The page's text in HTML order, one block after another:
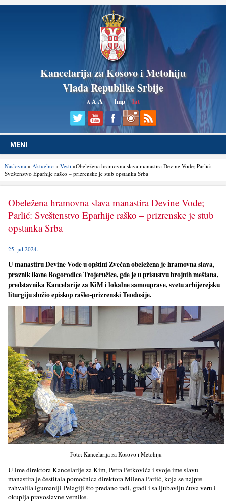
Kancelarija za Kosovo i Metohiju
Vlada Republike Srbije
A AA ћир|lat
MENI
Naslovna» Aktuelno» Vesti»Obeležena hramovna slava manastira Devine Vode; Parlić:
Sveštenstvo Eparhije raško – prizrenske je stub opstanka Srba
Obeležena hramovna slava manastira Devine Vode;
Parlić: Sveštenstvo Eparhije raško – prizrenske je stub
opstanka Srba
25. jul 2024.
U manastiru Devine Vode u opštini Zvečan obeležena je hramovna slava,
praznik ikone Bogorodice Trojeručice, gde je u prisustvu brojnih meštana,
predstavnika Kancelarije za KiM i lokalne samouprave, svetu arhijerejsku
liturgiju služio episkop raško-prizrenski Teodosije.
Foto: Kancelarija za Kosovo i Metohiju
U ime direktora Kancelarije za Kim, Petra Petkovića i svoje ime slavu
manastira je čestitala pomoćnica direktora Milena Parlić, koja se najpre
zahvalila igumaniji Pelagiji što predano radi, gradi i sa ljubavlju čuva veru i
okuplja pravoslavne vernike.